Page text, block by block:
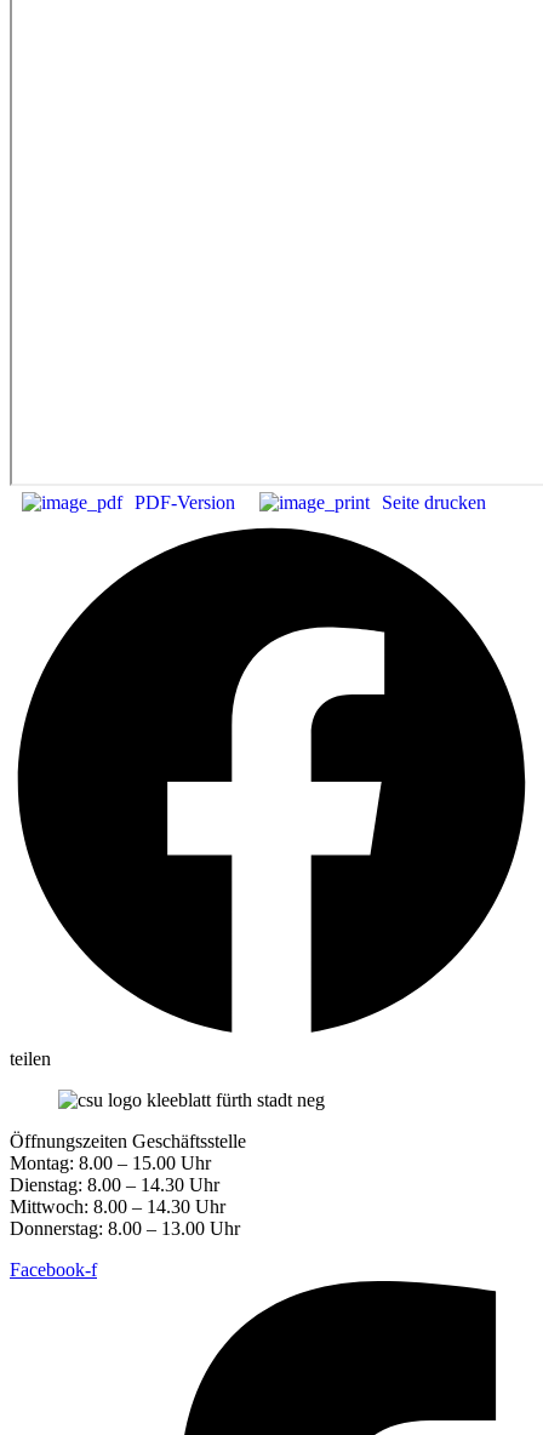
PDF-Version Seite drucken
teilen
Öffnungszeiten Geschäftsstelle
Montag: 8.00 – 15.00 Uhr
Dienstag: 8.00 – 14.30 Uhr
Mittwoch: 8.00 – 14.30 Uhr
Donnerstag: 8.00 – 13.00 Uhr
Facebook-f